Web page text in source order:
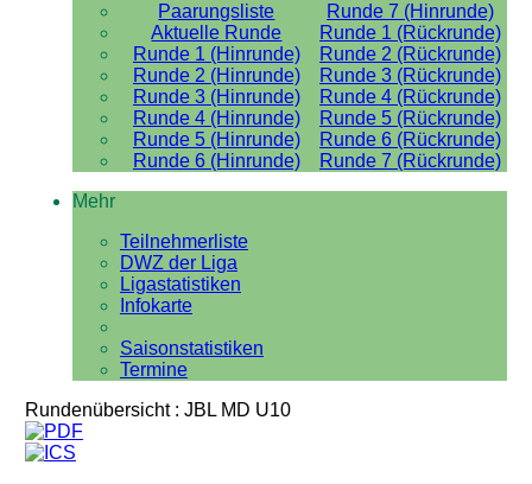
Paarungsliste
Runde 7 (Hinrunde)
Aktuelle Runde
Runde 1 (Rückrunde)
Runde 1 (Hinrunde)
Runde 2 (Rückrunde)
Runde 2 (Hinrunde)
Runde 3 (Rückrunde)
Runde 3 (Hinrunde)
Runde 4 (Rückrunde)
Runde 4 (Hinrunde)
Runde 5 (Rückrunde)
Runde 5 (Hinrunde)
Runde 6 (Rückrunde)
Runde 6 (Hinrunde)
Runde 7 (Rückrunde)
Mehr
Teilnehmerliste
DWZ der Liga
Ligastatistiken
Infokarte
Saisonstatistiken
Termine
Rundenübersicht : JBL MD U10